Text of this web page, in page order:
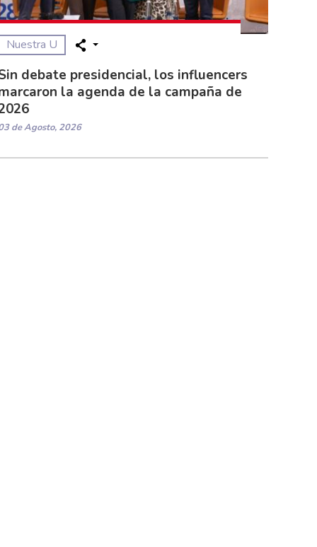
Nuestra U
debate presidencial, los influencers
la agenda de la campaña de
de Agosto, 2026